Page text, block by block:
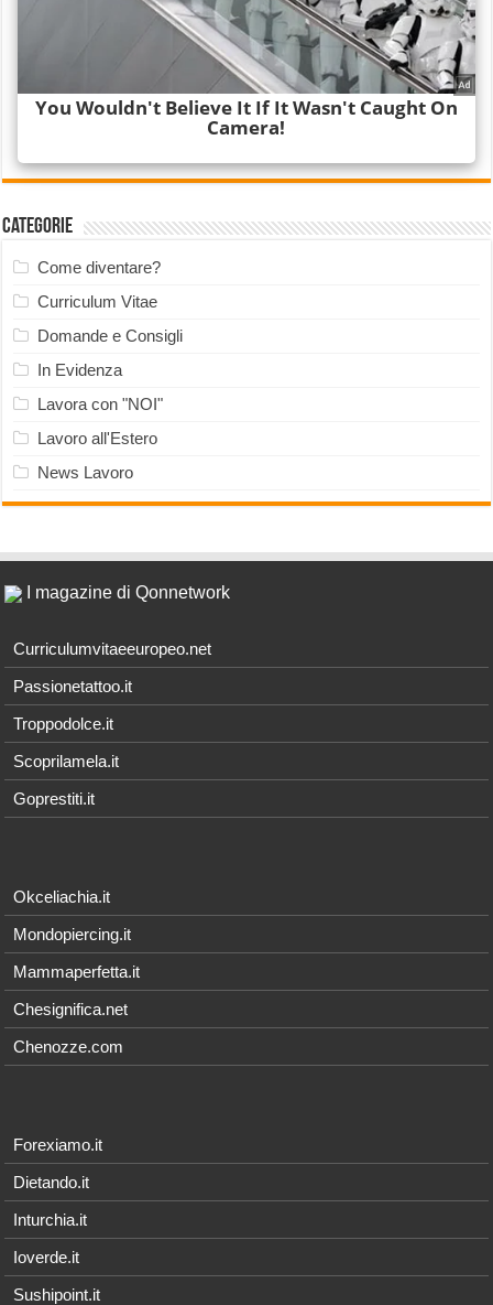
Categorie
Come diventare?
Curriculum Vitae
Domande e Consigli
In Evidenza
Lavora con "NOI"
Lavoro all'Estero
News Lavoro
I magazine di Qonnetwork
Curriculumvitaeeuropeo.net
Passionetattoo.it
Troppodolce.it
Scoprilamela.it
Goprestiti.it
Okceliachia.it
Mondopiercing.it
Mammaperfetta.it
Chesignifica.net
Chenozze.com
Forexiamo.it
Dietando.it
Inturchia.it
Ioverde.it
Sushipoint.it